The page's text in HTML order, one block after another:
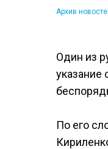
Архив
Один из
указание
По его